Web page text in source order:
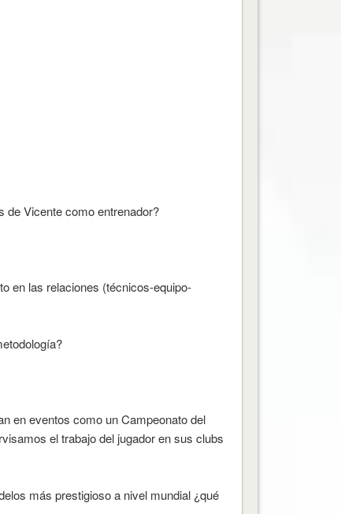
de Vicente como entrenador?
en las relaciones (técnicos-equipo-
en eventos como un Campeonato del
el trabajo del jugador en sus clubs
más prestigioso a nivel mundial ¿qué